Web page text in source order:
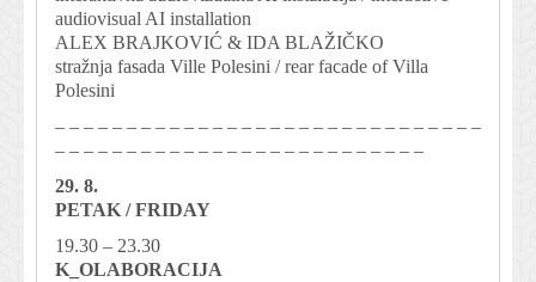
audiovisual AI installation
ALEX BRAJKOVIĆ & IDA BLAŽIČKO
stražnja fasada Ville Polesini / rear facade of Villa
Polesini
– – – – – – – – – – – – – – – – – – – – – – – – – – – – – –
– – – – – – – – – – – – – – – – – – – – – – – – – –
29. 8.
PETAK / FRIDAY
19.30 – 23.30
K_OLABORACIJA